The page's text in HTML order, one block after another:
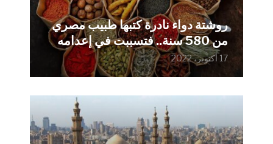
روشتة دواء نادرة كتبها طبيب مصري
من 580 سنة.. فتسببت في إعدامه
17 أكتوبر، 2022